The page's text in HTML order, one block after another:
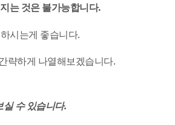
는 것은 불가능합니다.
시는게 좋습니다.
략하게 나열해보겠습니다.
수 있습니다.